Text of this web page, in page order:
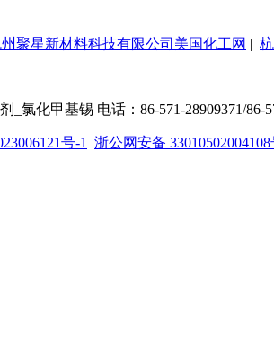
聚星新材料科技有限公司美国化工网 |
化甲基锡 电话：86-571-28909371/86-
号-1 浙公网安备 33010502004108